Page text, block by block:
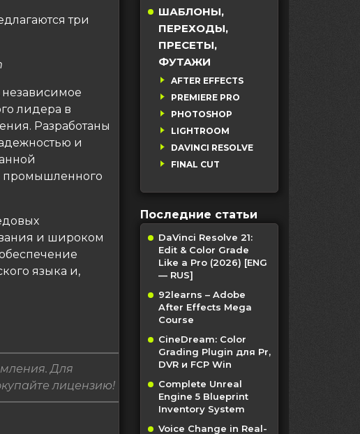
три
независимое
лидера в
Разработаны
и
промышленного
и широком
языка и,
Для
лицензию!
ШАБЛОНЫ,
ПЕРЕХОДЫ,
ПРЕСЕТЫ,
ФУТАЖИ
AFTER EFFECTS
PREMIERE PRO
PHOTOSHOP
LIGHTROOM
DAVINCI RESOLVE
FINAL CUT
Последние статьи
DaVinci Resolve 21:
Edit & Color Grade
Like a Pro (2026) [ENG
— RUS]
92learns – Adobe
After Effects Mega
Course
CineDream: Color
Grading Plugin для Pr,
DVR и FCP Win
Complete Unreal
Engine 5 Blueprint
Inventory System
Voice Change in Real-